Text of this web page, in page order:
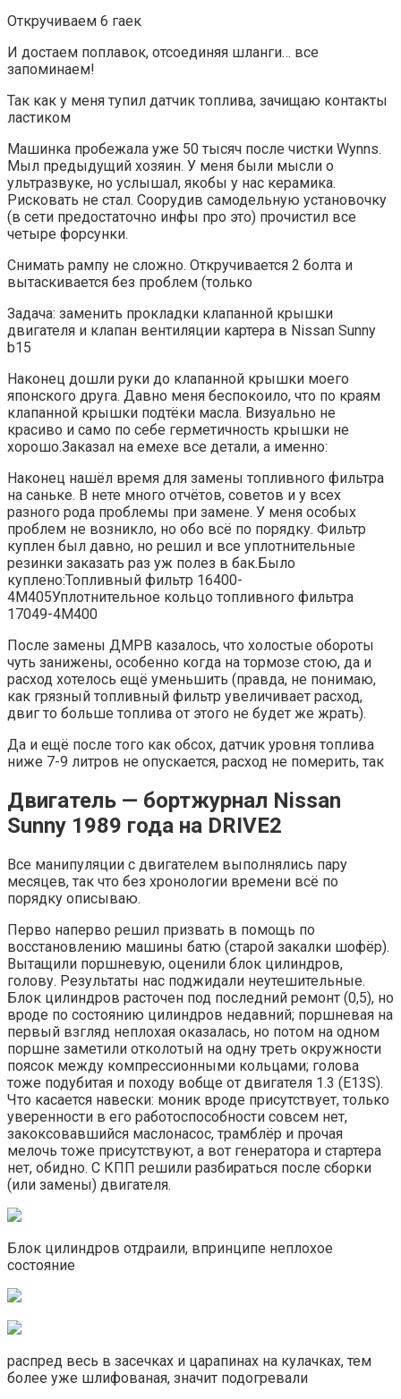
Откручиваем 6 гаек
И достаем поплавок, отсоединяя шланги… все
запоминаем!
Так как у меня тупил датчик топлива, зачищаю контакты
ластиком
Машинка пробежала уже 50 тысяч после чистки Wynns.
Мыл предыдущий хозяин. У меня были мысли о
ультразвуке, но услышал, якобы у нас керамика.
Рисковать не стал. Соорудив самодельную установочку
(в сети предостаточно инфы про это) прочистил все
четыре форсунки.
Снимать рампу не сложно. Откручивается 2 болта и
вытаскивается без проблем (только
Задача: заменить прокладки клапанной крышки
двигателя и клапан вентиляции картера в Nissan Sunny
b15
Наконец дошли руки до клапанной крышки моего
японского друга. Давно меня беспокоило, что по краям
клапанной крышки подтёки масла. Визуально не
красиво и само по себе герметичность крышки не
хорошо.Заказал на емехе все детали, а именно:
Наконец нашёл время для замены топливного фильтра
на саньке. В нете много отчётов, советов и у всех
разного рода проблемы при замене. У меня особых
проблем не возникло, но обо всё по порядку. Фильтр
куплен был давно, но решил и все уплотнительные
резинки заказать раз уж полез в бак.Было
куплено:Топливный фильтр 16400-
4M405Уплотнительное кольцо топливного фильтра
17049-4M400
После замены ДМРВ казалось, что холостые обороты
чуть занижены, особенно когда на тормозе стою, да и
расход хотелось ещё уменьшить (правда, не понимаю,
как грязный топливный фильтр увеличивает расход,
двиг то больше топлива от этого не будет же жрать).
Да и ещё после того как обсох, датчик уровня топлива
ниже 7-9 литров не опускается, расход не померить, так
Двигатель — бортжурнал Nissan
Sunny 1989 года на DRIVE2
Все манипуляции с двигателем выполнялись пару
месяцев, так что без хронологии времени всё по
порядку описываю.
Перво наперво решил призвать в помощь по
восстановлению машины батю (старой закалки шофёр).
Вытащили поршневую, оценили блок цилиндров,
голову. Результаты нас поджидали неутешительные.
Блок цилиндров расточен под последний ремонт (0,5), но
вроде по состоянию цилиндров недавний; поршневая на
первый взгляд неплохая оказалась, но потом на одном
поршне заметили отколотый на одну треть окружности
поясок между компрессионными кольцами; голова
тоже подубитая и походу вобще от двигателя 1.3 (E13S).
Что касается навески: моник вроде присутствует, только
уверенности в его работоспособности совсем нет,
закоксовавшийся маслонасос, трамблёр и прочая
мелочь тоже присутствуют, а вот генератора и стартера
нет, обидно. С КПП решили разбираться после сборки
(или замены) двигателя.
Блок цилиндров отдраили, впринципе неплохое
состояние
распред весь в засечках и царапинах на кулачках, тем
более уже шлифованая, значит подогревали